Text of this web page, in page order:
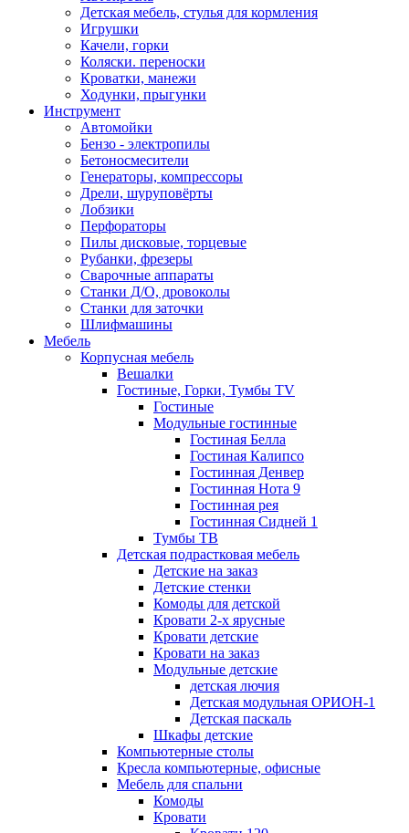
Детская мебель, стулья для кормления
Игрушки
Качели, горки
Коляски. переноски
Кроватки, манежи
Ходунки, прыгунки
Инструмент
Автомойки
Бензо - электропилы
Бетоносмесители
Генераторы, компрессоры
Дрели, шуруповёрты
Лобзики
Перфораторы
Пилы дисковые, торцевые
Рубанки, фрезеры
Сварочные аппараты
Станки Д/О, дровоколы
Станки для заточки
Шлифмашины
Мебель
Корпусная мебель
Вешалки
Гостиные, Горки, Тумбы TV
Гостиные
Модульные гостинные
Гостиная Белла
Гостиная Калипсо
Гостинная Денвер
Гостинная Нота 9
Гостинная рея
Гостинная Сидней 1
Тумбы ТВ
Детская подрастковая мебель
Детские на заказ
Детские стенки
Комоды для детской
Кровати 2-х ярусные
Кровати детские
Кровати на заказ
Модульные детские
детская лючия
Детская модульная ОРИОН-1
Детская паскаль
Шкафы детские
Компьютерные столы
Кресла компьютерные, офисные
Мебель для спальни
Комоды
Кровати